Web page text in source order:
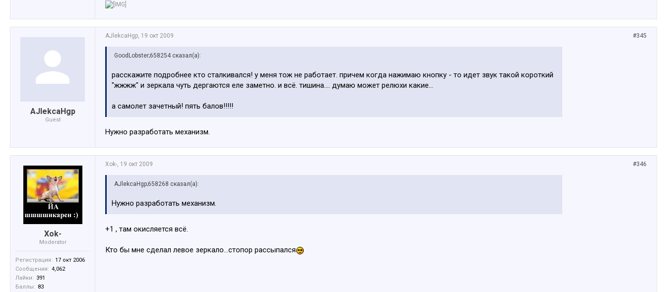
AJlekcaHgp
Guest
#345
AJlekcaHgp, 19 окт 2009
GoodLobster;658254 сказал(а):
расскажите подробнее кто сталкивался! у меня тож не работает. причем когда нажимаю кнопку - то идет звук такой короткий
"жжжж" и зеркала чуть дергаются еле заметно. и всё. тишина.... думаю может релюхи какие...
а самолет зачетный! пять балов!!!!!
Нужно разработать механизм.
Xok-
Moderator
Регистрация: 17 окт 2006
Сообщения: 4,062
Лайки: 391
Баллы: 83
#346
Xok-, 19 окт 2009
AJlekcaHgp;658268 сказал(а):
Нужно разработать механизм.
+1 , там окисляется всё.
Кто бы мне сделал левое зеркало...стопор рассыпался